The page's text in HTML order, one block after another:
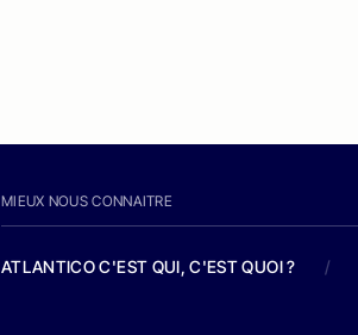
MIEUX NOUS CONNAITRE
ATLANTICO C'EST QUI, C'EST QUOI ? /